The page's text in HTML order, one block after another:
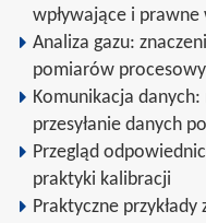
wpływające i
Analiza gazu:
pomiarów
Komunikacja
przesyłanie danych
Przegląd
praktyki kalibracji
Praktyczne